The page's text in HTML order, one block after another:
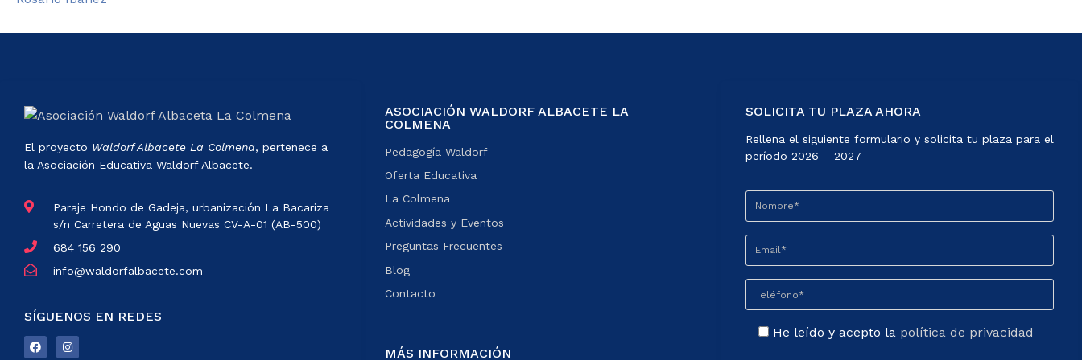
El proyecto Waldorf Albacete La Colmena, pertenece a
la Asociación Educativa Waldorf Albacete.
Paraje Hondo de Gadeja, urbanización La Bacariza
s/n Carretera de Aguas Nuevas CV-A-01 (AB-500)
684 156 290
info@waldorfalbacete.com
SÍGUENOS EN REDES
ASOCIACIÓN WALDORF ALBACETE LA
COLMENA
Pedagogía Waldorf
Oferta Educativa
La Colmena
Actividades y Eventos
Preguntas Frecuentes
Blog
Contacto
MÁS INFORMACIÓN
SOLICITA TU PLAZA AHORA
Rellena el siguiente formulario y solicita tu plaza para el
período 2026 – 2027
He leído y acepto la política de privacidad